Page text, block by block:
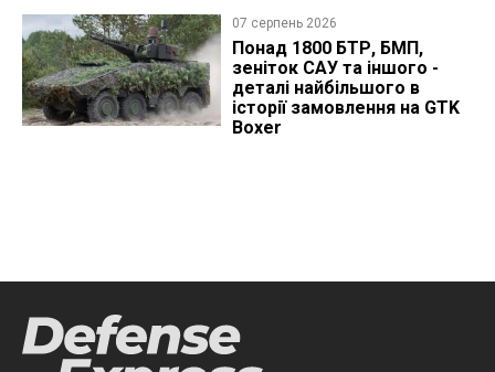
07 серпень 2026
Понад 1800 БТР, БМП,
зеніток САУ та іншого -
деталі найбільшого в
історії замовлення на GTK
Boxer